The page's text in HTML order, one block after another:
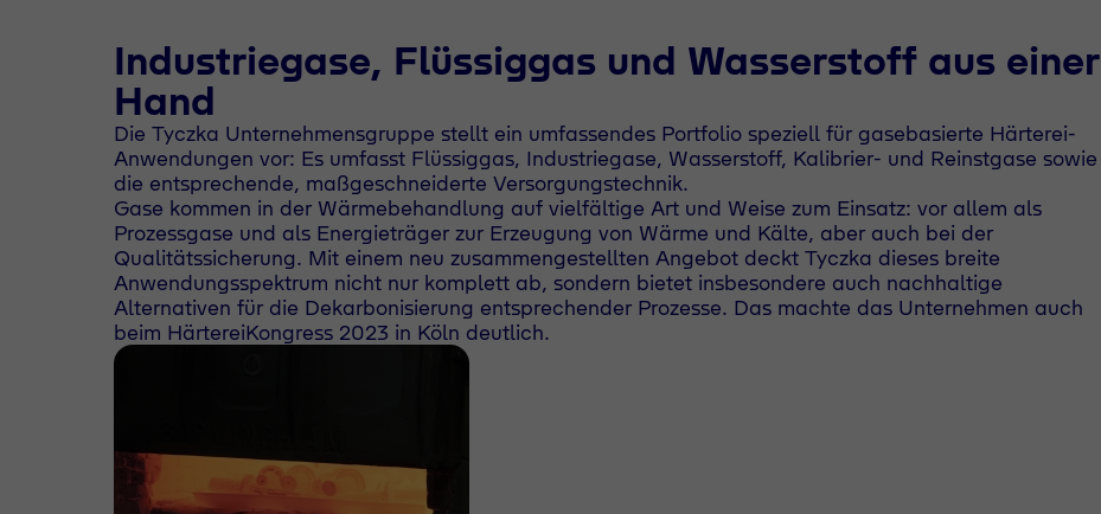
Industriegase, Flüssiggas und Wasserstoff aus einer
Hand
Die Tyczka Unternehmensgruppe stellt ein umfassendes Portfolio speziell für gasebasierte Härterei-
Anwendungen vor: Es umfasst Flüssiggas, Industriegase, Wasserstoff, Kalibrier- und Reinstgase sowie
die entsprechende, maßgeschneiderte Versorgungstechnik.
Gase kommen in der Wärmebehandlung auf vielfältige Art und Weise zum Einsatz: vor allem als
Prozessgase und als Energieträger zur Erzeugung von Wärme und Kälte, aber auch bei der
Qualitätssicherung. Mit einem neu zusammengestellten Angebot deckt Tyczka dieses breite
Anwendungsspektrum nicht nur komplett ab, sondern bietet insbesondere auch nachhaltige
Alternativen für die Dekarbonisierung entsprechender Prozesse. Das machte das Unternehmen auch
beim HärtereiKongress 2023 in Köln deutlich.